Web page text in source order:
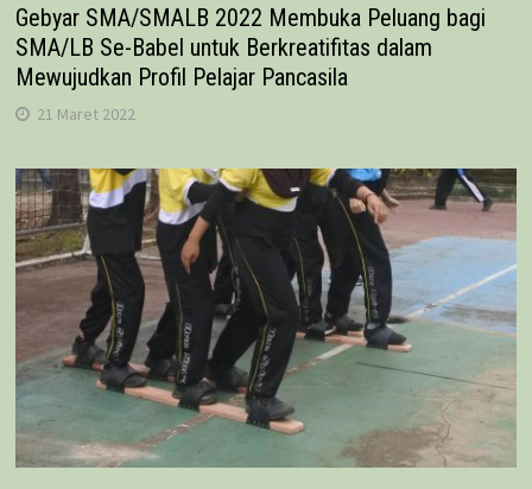
Gebyar SMA/SMALB 2022 Membuka Peluang bagi
SMA/LB Se-Babel untuk Berkreatifitas dalam
Mewujudkan Profil Pelajar Pancasila
21 Maret 2022